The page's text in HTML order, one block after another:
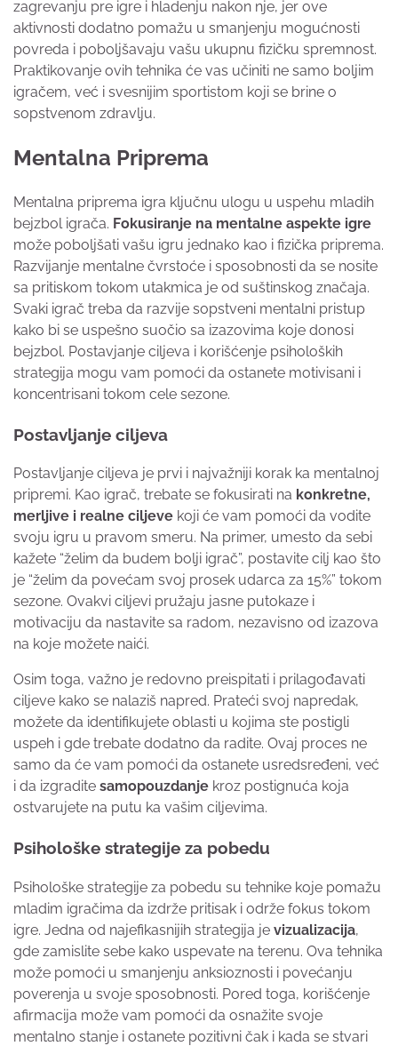
zagrevanju pre igre i hladenju nakon nje, jer ove
aktivnosti dodatno pomažu u smanjenju mogućnosti
povreda i poboljšavaju vašu ukupnu fizičku spremnost.
Praktikovanje ovih tehnika će vas učiniti ne samo boljim
igračem, već i svesnijim sportistom koji se brine o
sopstvenom zdravlju.
Mentalna Priprema
Mentalna priprema igra ključnu ulogu u uspehu mladih
bejzbol igrača. Fokusiranje na mentalne aspekte igre
može poboljšati vašu igru jednako kao i fizička priprema.
Razvijanje mentalne čvrstoće i sposobnosti da se nosite
sa pritiskom tokom utakmica je od suštinskog značaja.
Svaki igrač treba da razvije sopstveni mentalni pristup
kako bi se uspešno suočio sa izazovima koje donosi
bejzbol. Postavjanje ciljeva i korišćenje psiholoških
strategija mogu vam pomoći da ostanete motivisani i
koncentrisani tokom cele sezone.
Postavljanje ciljeva
Postavljanje ciljeva je prvi i najvažniji korak ka mentalnoj
pripremi. Kao igrač, trebate se fokusirati na konkretne,
merljive i realne ciljeve koji će vam pomoći da vodite
svoju igru u pravom smeru. Na primer, umesto da sebi
kažete “želim da budem bolji igrač”, postavite cilj kao što
je “želim da povećam svoj prosek udarca za 15%” tokom
sezone. Ovakvi ciljevi pružaju jasne putokaze i
motivaciju da nastavite sa radom, nezavisno od izazova
na koje možete naići.
Osim toga, važno je redovno preispitati i prilagođavati
ciljeve kako se nalaziš napred. Prateći svoj napredak,
možete da identifikujete oblasti u kojima ste postigli
uspeh i gde trebate dodatno da radite. Ovaj proces ne
samo da će vam pomoći da ostanete usredsređeni, već
i da izgradite samopouzdanje kroz postignuća koja
ostvarujete na putu ka vašim ciljevima.
Psihološke strategije za pobedu
Psihološke strategije za pobedu su tehnike koje pomažu
mladim igračima da izdrže pritisak i održe fokus tokom
igre. Jedna od najefikasnijih strategija je vizualizacija,
gde zamislite sebe kako uspevate na terenu. Ova tehnika
može pomoći u smanjenju anksioznosti i povećanju
poverenja u svoje sposobnosti. Pored toga, korišćenje
afirmacija može vam pomoći da osnažite svoje
mentalno stanje i ostanete pozitivni čak i kada se stvari